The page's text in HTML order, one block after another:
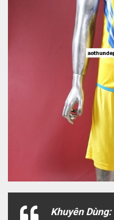
Khuyên Dùng: